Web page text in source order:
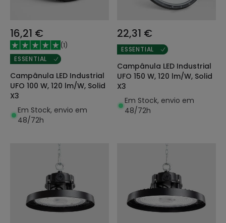
16,21 €
(1)
ESSENTIAL
Campânula LED Industrial
UFO 100 W, 120 lm/W, Solid
X3
Em Stock, envio em
48/72h
22,31 €
ESSENTIAL
Campânula LED Industrial
UFO 150 W, 120 lm/W, Solid
X3
Em Stock, envio em
48/72h